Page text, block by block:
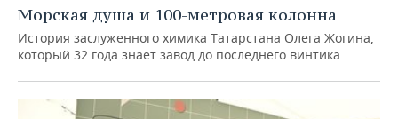
Морская душа и 100-метровая колонна
История заслуженного химика Татарстана Олега Жогина,
который 32 года знает завод до последнего винтика